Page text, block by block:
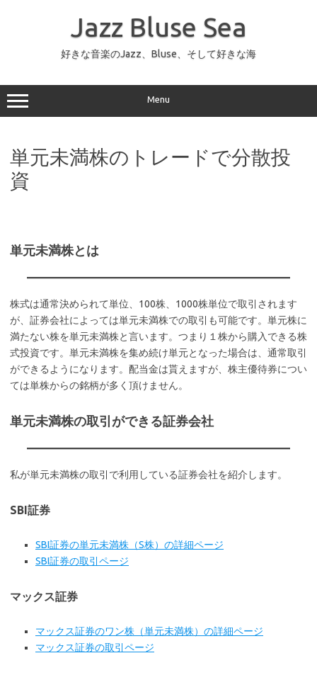
ッ
プ
Jazz Bluse Sea
好きな音楽のJazz、Bluse、そして好きな海
Menu
単元未満株のトレードで分散投
資
単元未満株とは
株式は通常決められて単位、100株、1000株単位で取引されます
が、証券会社によっては単元未満株での取引も可能です。単元株に
満たない株を単元未満株と言います。つまり１株から購入できる株
式投資です。単元未満株を集め続け単元となった場合は、通常取引
ができるようになります。配当金は貰えますが、株主優待券につい
ては単株からの銘柄が多く頂けません。
単元未満株の取引ができる証券会社
私が単元未満株の取引で利用している証券会社を紹介します。
SBI証券
SBI証券の単元未満株（S株）の詳細ページ
SBI証券の取引ページ
マックス証券
マックス証券のワン株（単元未満株）の詳細ページ
マックス証券の取引ページ